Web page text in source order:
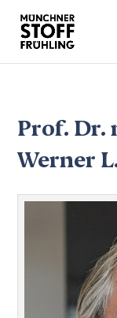
Prof. Dr.
Werner